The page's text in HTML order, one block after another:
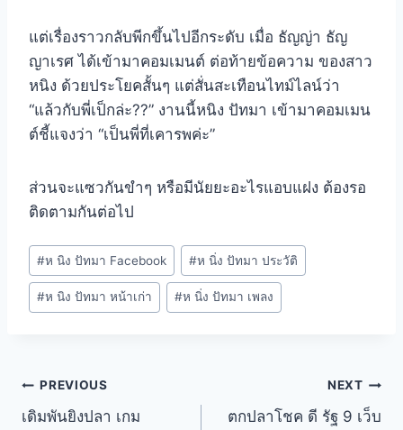
แต่เรื่องราวกลับพีกขึ้นไปอีกระดับ เมื่อ ธัญญ่า ธัญ
ญาเรศ ได้เข้ามาคอมเมนต์ ต่อท้ายข้อความ ของสาว
หนิง ด้วยประโยคสั้นๆ แต่สั่นสะเทือนไทม์ไลน์ว่า
“แล้วกับพี่เป็กล่ะ??” งานนี้หนิง ปัทมา เข้ามาคอมเมน
ต์ชี้แจงว่า “เป็นพี่ที่เคารพค่ะ”
ส่วนจะแซวกันขำๆ หรือมีนัยยะอะไรแอบแฝง ต้องรอ
ติดตามกันต่อไป
#ห นิง ปัทมา Facebook #ห นิ่ง ปัทมา ประวัติ
#ห นิง ปัทมา หน้าเก่า #ห นิ่ง ปัทมา เพลง
PREVIOUS
เดิมพันยิงปลา เกม
NEXT
ตกปลาโชค ดี รัฐ 9 เว็บ